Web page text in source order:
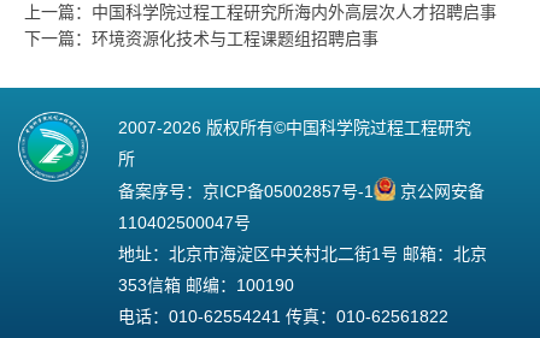
上一篇：中国科学院过程工程研究所海内外高层次人才招聘启事
下一篇：环境资源化技术与工程课题组招聘启事
2007-2026 版权所有©中国科学院过程工程研究
所
备案序号： 京ICP备05002857号-1
京公网安备
110402500047号
地址：北京市海淀区中关村北二街1号 邮箱：北京
353信箱 邮编：100190
电话：010-62554241 传真：010-62561822